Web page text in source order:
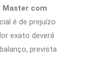
Master com
é de prejuízo
exato deverá
prevista